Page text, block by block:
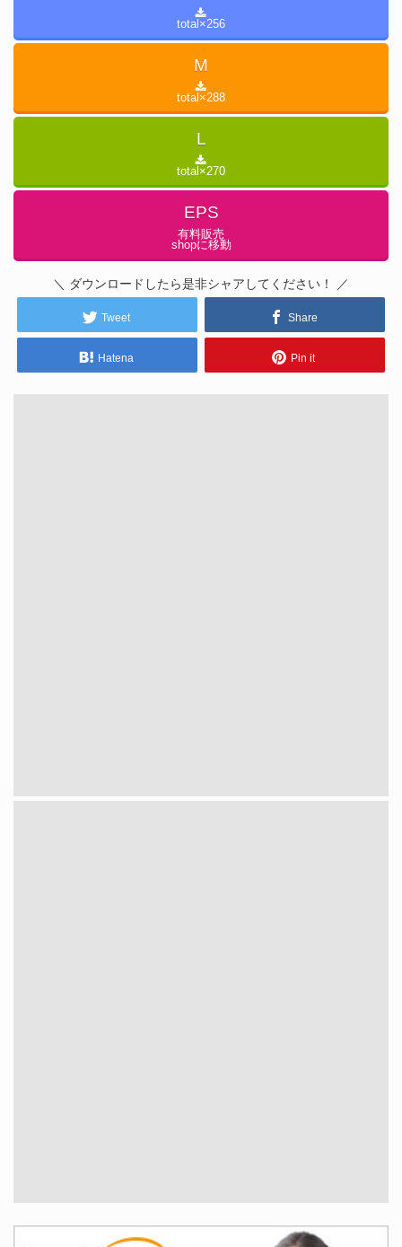
total×256
M
total×288
L
total×270
EPS
有料販売
shopに移動
＼ ダウンロードしたら是非シャアしてください！ ／
Tweet Share
Hatena Pin it